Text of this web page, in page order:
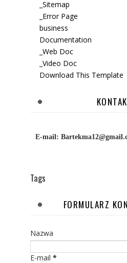
_Sitemap
_Error Page
business
Documentation
_Web Doc
_Video Doc
Download This Template
E-mail:
Tags
FORMULARZ
Nazwa
E-mail *